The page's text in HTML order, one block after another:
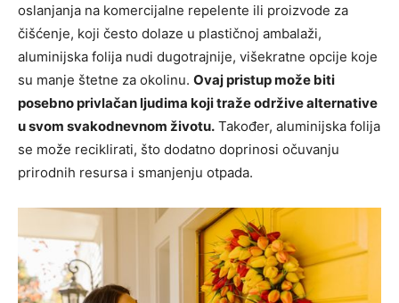
oslanjanja na komercijalne repelente ili proizvode za
čišćenje, koji često dolaze u plastičnoj ambalaži,
aluminijska folija nudi dugotrajnije, višekratne opcije koje
su manje štetne za okolinu. Ovaj pristup može biti
posebno privlačan ljudima koji traže održive alternative
u svom svakodnevnom životu. Također, aluminijska folija
se može reciklirati, što dodatno doprinosi očuvanju
prirodnih resursa i smanjenju otpada.